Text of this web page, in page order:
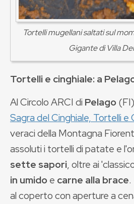
Tortelli mugellani saltati sul
Gigante di Villa
Tortelli e cinghiale: a
Al Circolo ARCI di Pelago
Sagra del Cinghiale, Tortelli e
veraci della Montagna
assoluti i tortelli di patate e
sette sapori, oltre ai
in umidoe carne alla brace
al coperto con aperture a